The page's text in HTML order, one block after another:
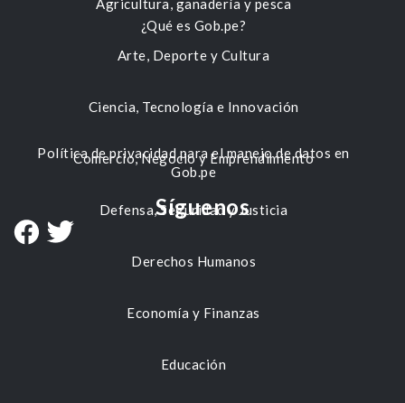
Agricultura, ganadería y pesca
Arte, Deporte y Cultura
Ciencia, Tecnología e Innovación
Comercio, Negocio y Emprendimiento
Defensa, Seguridad y Justicia
Derechos Humanos
Economía y Finanzas
Educación
¿Qué es Gob.pe?
Política de privacidad para el manejo de datos en
Gob.pe
Síguenos